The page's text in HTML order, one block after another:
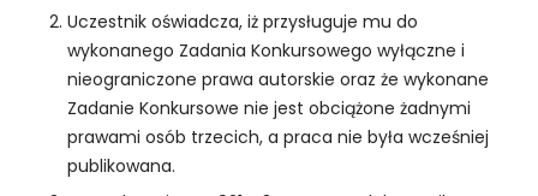
Uczestnik oświadcza, iż przysługuje mu do
wykonanego Zadania Konkursowego wyłączne i
nieograniczone prawa autorskie oraz że wykonane
Zadanie Konkursowe nie jest obciążone żadnymi
prawami osób trzecich, a praca nie była wcześniej
publikowana.